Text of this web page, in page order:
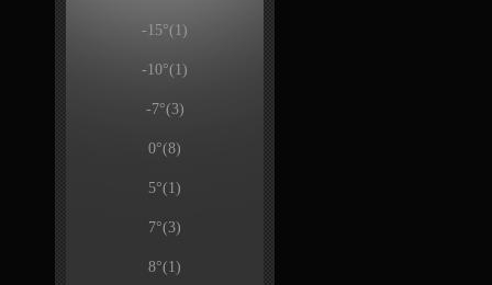
-15°(1)
-10°(1)
-7°(3)
0°(8)
5°(1)
7°(3)
8°(1)